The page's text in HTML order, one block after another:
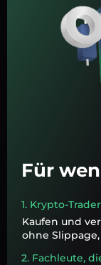
Für
1. Krypto-
Kaufen und
ohne
2. Fachleute,